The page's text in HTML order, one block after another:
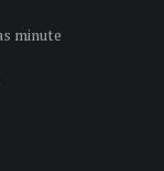
minute